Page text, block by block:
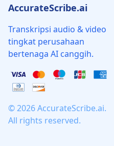
AccurateScribe.ai
Transkripsi audio & video
tingkat perusahaan
bertenaga AI canggih.
© 2026 AccurateScribe.ai.
All rights reserved.